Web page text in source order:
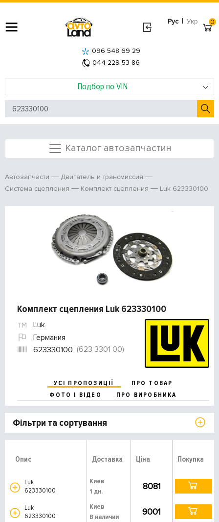
Рус | Укр
Подбор по VIN
096 548 69 29
044 229 53 86
0
Каталог автозапчастин
Автозапчасти
Двигатель и трансмиссия
Система сцепления
Комплект сцепления Luk 623330100
Комплект сцепления Luk 623330100
Luk
Германия
623330100 (623 3301 00)
УСІ ПРОПОЗИЦІЇ
ПРО ТОВАР
ФОТО І ВІДЕО
ПРО ВИРОБНИКА
Фільтри та сортування
Опис Доставка Ціна Покупка
Luk
623330100
Киев
1 дн.
8081
Luk
623330100
Киев
В наличии
9001